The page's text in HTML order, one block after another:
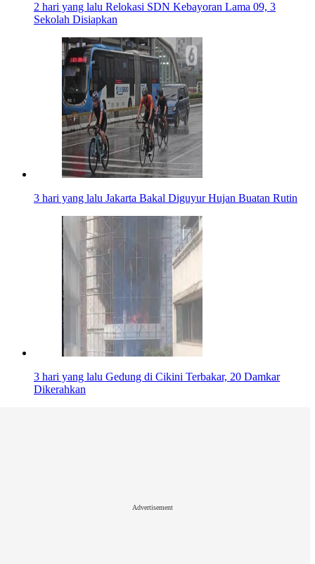
2 hari yang lalu Relokasi SDN Kebayoran Lama 09, 3
Sekolah Disiapkan
3 hari yang lalu Jakarta Bakal Diguyur Hujan Buatan Rutin
3 hari yang lalu Gedung di Cikini Terbakar, 20 Damkar
Dikerahkan
Advertisement